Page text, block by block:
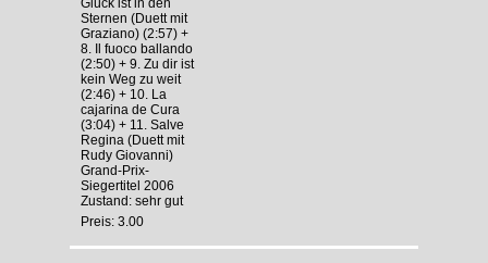
Sternen (Duett mit
Graziano) (2:57) +
8. Il fuoco ballando
(2:50) + 9. Zu dir ist
kein Weg zu weit
(2:46) + 10. La
cajarina de Cura
(3:04) + 11. Salve
Regina (Duett mit
Rudy Giovanni)
Grand-Prix-
Siegertitel 2006
Zustand: sehr gut
Preis: 3.00